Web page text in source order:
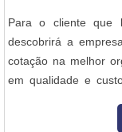
Para o cliente que
descobrirá a
cotação na melhor
em qualidade e
encontrar